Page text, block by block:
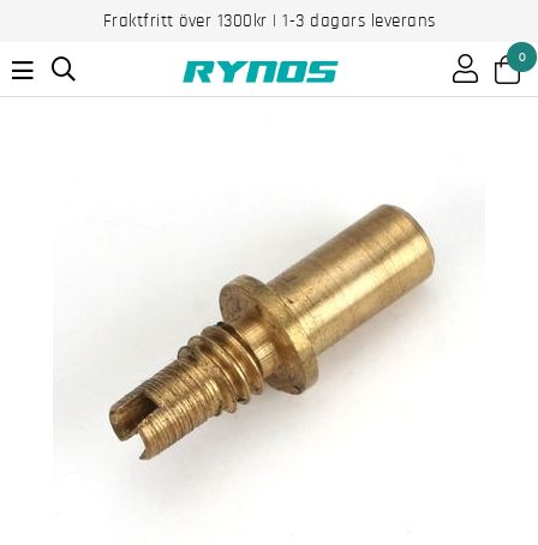
Fraktfritt över 1300kr | 1-3 dagars leverans
0